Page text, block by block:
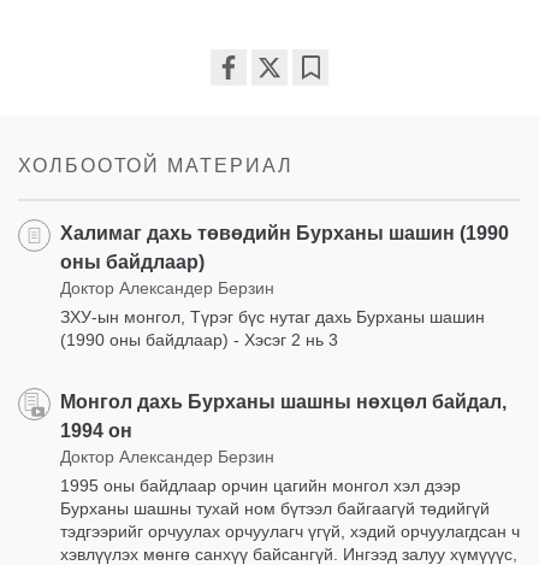
ХОЛБООТОЙ МАТЕРИАЛ
Халимаг дахь төвөдийн Бурханы шашин (1990
оны байдлаар)
Доктор Александер Берзин
ЗХУ-ын монгол, Түрэг бүс нутаг дахь Бурханы шашин
(1990 оны байдлаар) - Хэсэг 2 нь 3
Монгол дахь Бурханы шашны нөхцөл байдал,
1994 он
Доктор Александер Берзин
1995 оны байдлаар орчин цагийн монгол хэл дээр
Бурханы шашны тухай ном бүтээл байгаагүй төдийгүй
тэдгээрийг орчуулах орчуулагч үгүй, хэдий орчуулагдсан ч
хэвлүүлэх мөнгө санхүү байсангүй. Ингээд залуу хүмүүүс,